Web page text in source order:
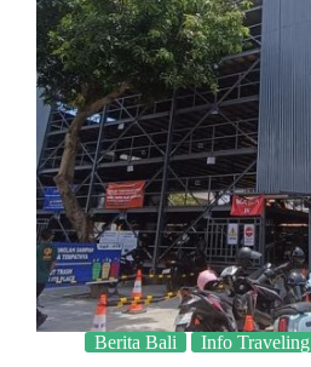
Berita Bali
Info Traveling